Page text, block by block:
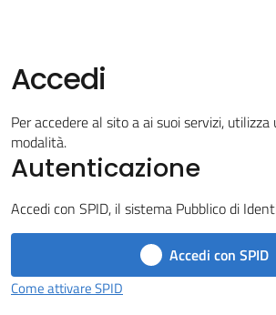
Menu selezionato
Servizi
Castel
del
Accedi
Per accedere al sito a ai suoi servizi,
modalità.
Autenticazione
Accedi con SPID, il sistema Pubblico di
Accedi con SPID
Come attivare SPID